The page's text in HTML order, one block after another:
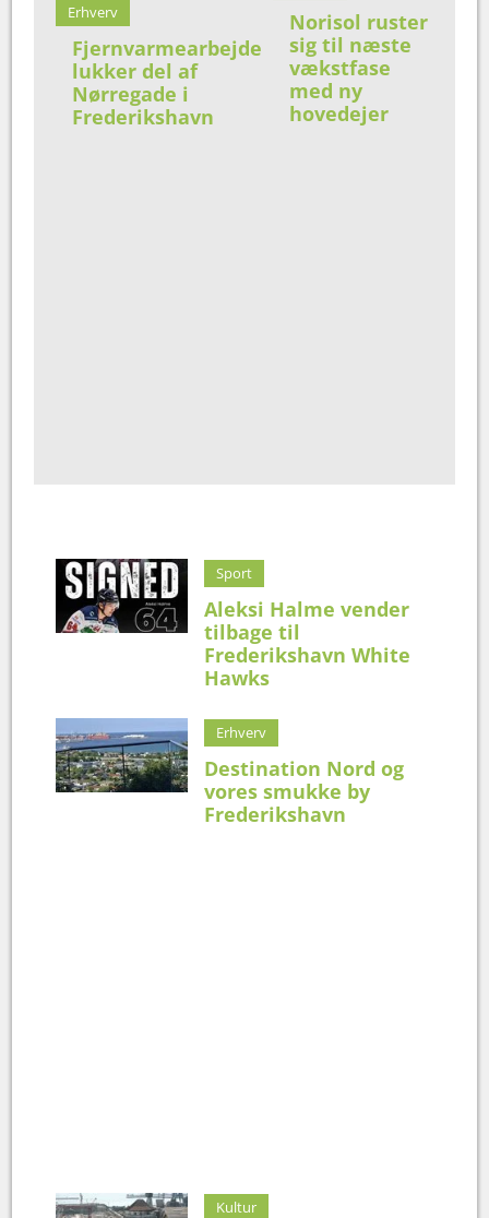
Erhverv
Fjernvarmearbejde
lukker del af
Nørregade i
Frederikshavn
Norisol ruster
sig til næste
vækstfase
med ny
hovedejer
Sport
Aleksi Halme vender
tilbage til
Frederikshavn White
Hawks
Erhverv
Destination Nord og
vores smukke by
Frederikshavn
Kultur